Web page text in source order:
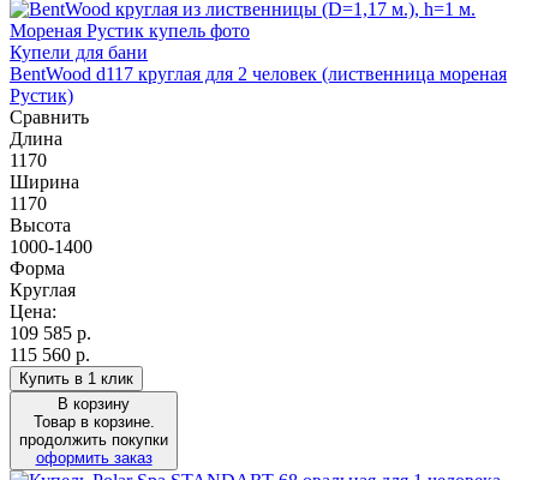
Купели для бани
BentWood d117 круглая для 2 человек (лиственница мореная
Рустик)
Сравнить
Длина
1170
Ширина
1170
Высота
1000-1400
Форма
Круглая
Цена:
109 585 р.
115 560 р.
Купить в 1 клик
В корзину
Товар в корзине.
продолжить покупки
оформить заказ